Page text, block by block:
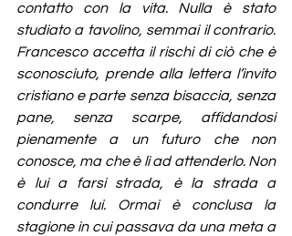
contatto con la vita. Nulla è stato
studiato a tavolino, semmai il contrario.
Francesco accetta il rischi di ciò che è
sconosciuto, prende alla lettera l’invito
cristiano e parte senza bisaccia, senza
pane, senza scarpe, affidandosi
pienamente a un futuro che non
conosce, ma che è lì ad attenderlo. Non
è lui a farsi strada, è la strada a
condurre lui. Ormai è conclusa la
stagione in cui passava da una meta a